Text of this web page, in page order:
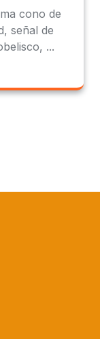
cono de
señal de
...